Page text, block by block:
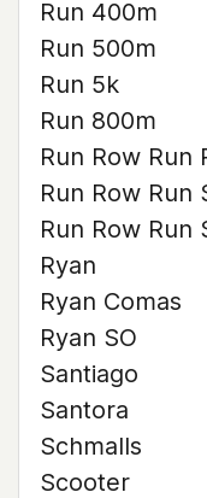
Run 400m
Run 500m
Run 5k
Run 800m
Run Row Run
Run Row Run
Run Row Run
Ryan
Ryan Comas
Ryan SO
Santiago
Santora
Schmalls
Scooter